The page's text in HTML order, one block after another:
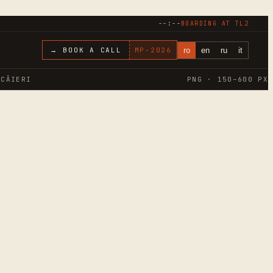
--:-- BOARDING AT TL2
→ BOOK A CALL MP- 2026 ro en ru it
PNG · 150–600 PX